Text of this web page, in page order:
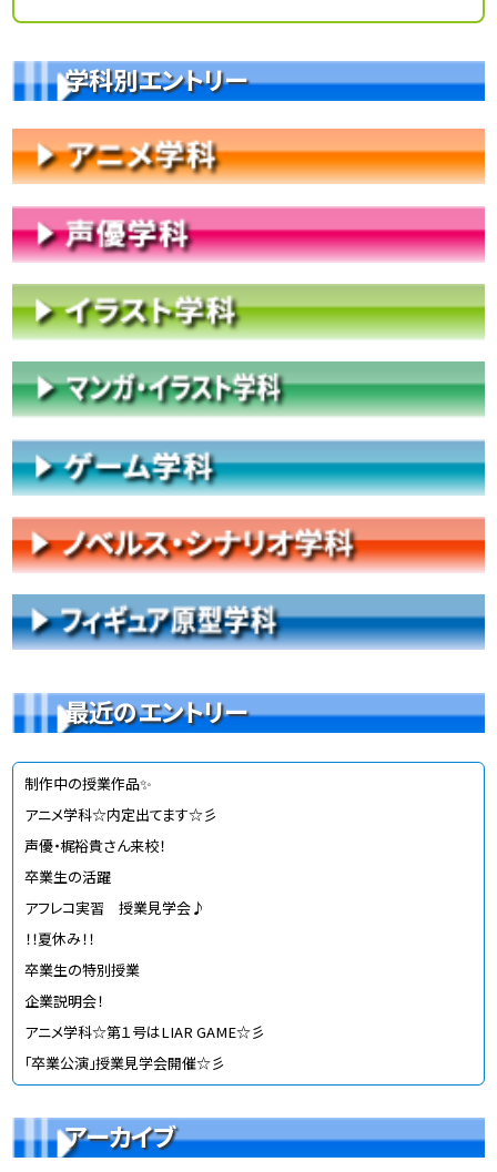
学科別エントリー
最近のエントリー
制作中の授業作品✨
アニメ学科☆内定出てます☆彡
声優・梶裕貴さん来校！
卒業生の活躍
アフレコ実習 授業見学会♪
！！夏休み！！
卒業生の特別授業
企業説明会！
アニメ学科☆第１号はLIAR GAME☆彡
「卒業公演」授業見学会開催☆彡
アーカイブ